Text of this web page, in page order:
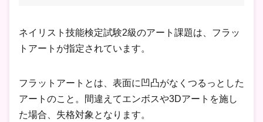
ネイリスト技能検定試験2級のアート課題は、フラッ
トアートが指定されています。
フラットアートとは、表面に凹凸がなくつるっとした
アートのこと。間違えてエンボスや3Dアートを施し
た場合、失格対象となります。